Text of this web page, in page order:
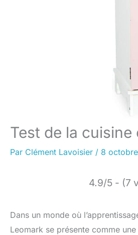
Test de la
Par Clément Lavoisier / 8
4.9/5 - (7
Dans un monde où
Leomark se présente comme